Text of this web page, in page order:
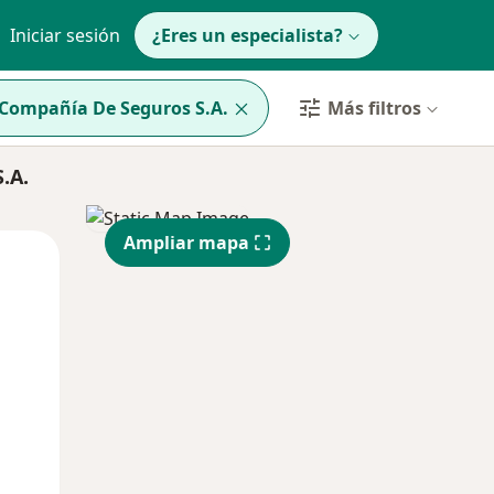
Iniciar sesión ¿Eres un especialista?
De Seguros S.A. Más filtros
Mar Mié
Ampliar mapa